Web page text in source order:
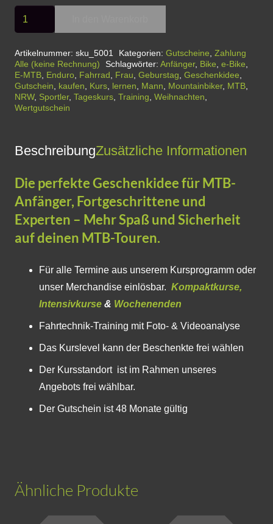
Wertgutschein
100€
für
unser
komplettes
Kursprogramm
Artikelnummer: sku_5001 Kategorien: Gutscheine Zahlung
Alle (keine Rechnung)
Schlagwörter: Anfänger, Bike e-Bike
E-MTB Enduro Fahrrad Frau Geburstag Geschenkidee
Gutschein
kaufen Kurs lernen Mann Mountainbiker, MTB
NRW, Sportler, Tageskurs Training Weihnachten
Wertgutschein
BeschreibungZusätzliche Informationen
Die perfekte Geschenkidee für MTB-
Anfänger, Fortgeschrittene und
Experten – Mehr Spaß und Sicherheit
auf deinen MTB-Touren.
Für alle Termine aus unserem Kursprogramm oder
unser Merchandise einlösbar. Kompaktkurse,
Intensivkurse & Wochenenden
Fahrtechnik-Training mit Foto- & Videoanalyse
Das Kurslevel kann der Beschenkte frei wählen
Der Kursstandort ist im Rahmen unseres
Angebots frei wählbar.
Der Gutschein ist 48 Monate gültig
Ähnliche Produkte